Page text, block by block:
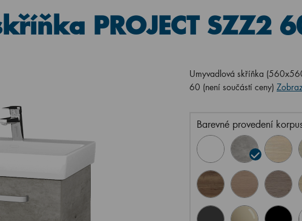
PROJECT SZZ2
Umyvadlová skříňka
60 (není součástí ceny)
Barevné provedení